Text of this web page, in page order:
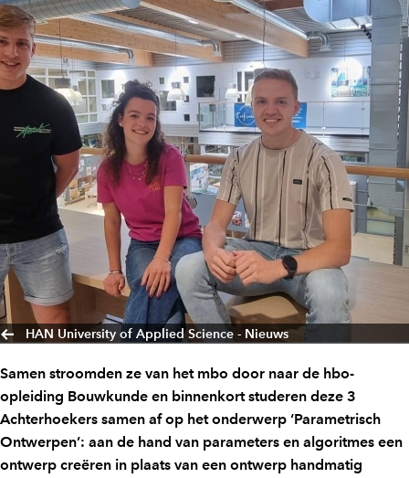
HAN University of Applied Science - Nieuws
Samen stroomden ze van het mbo door naar de hbo-
opleiding Bouwkunde en binnenkort studeren deze 3
Achterhoekers samen af op het onderwerp ‘Parametrisch
Ontwerpen’: aan de hand van parameters en algoritmes een
ontwerp creëren in plaats van een ontwerp handmatig